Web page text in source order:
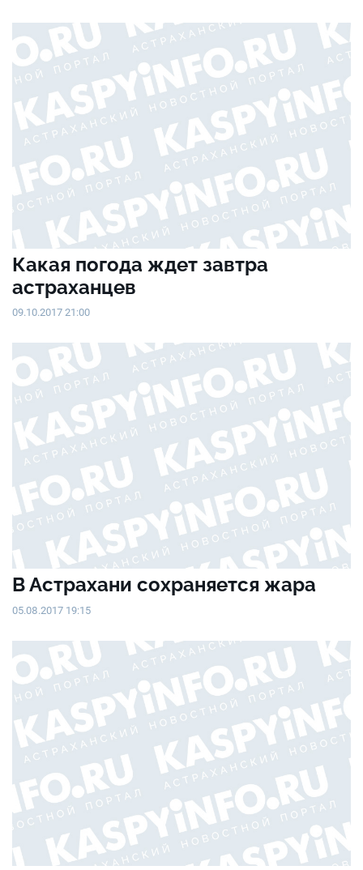
Какая погода ждет завтра
астраханцев
09.10.2017 21:00
В Астрахани сохраняется жара
05.08.2017 19:15